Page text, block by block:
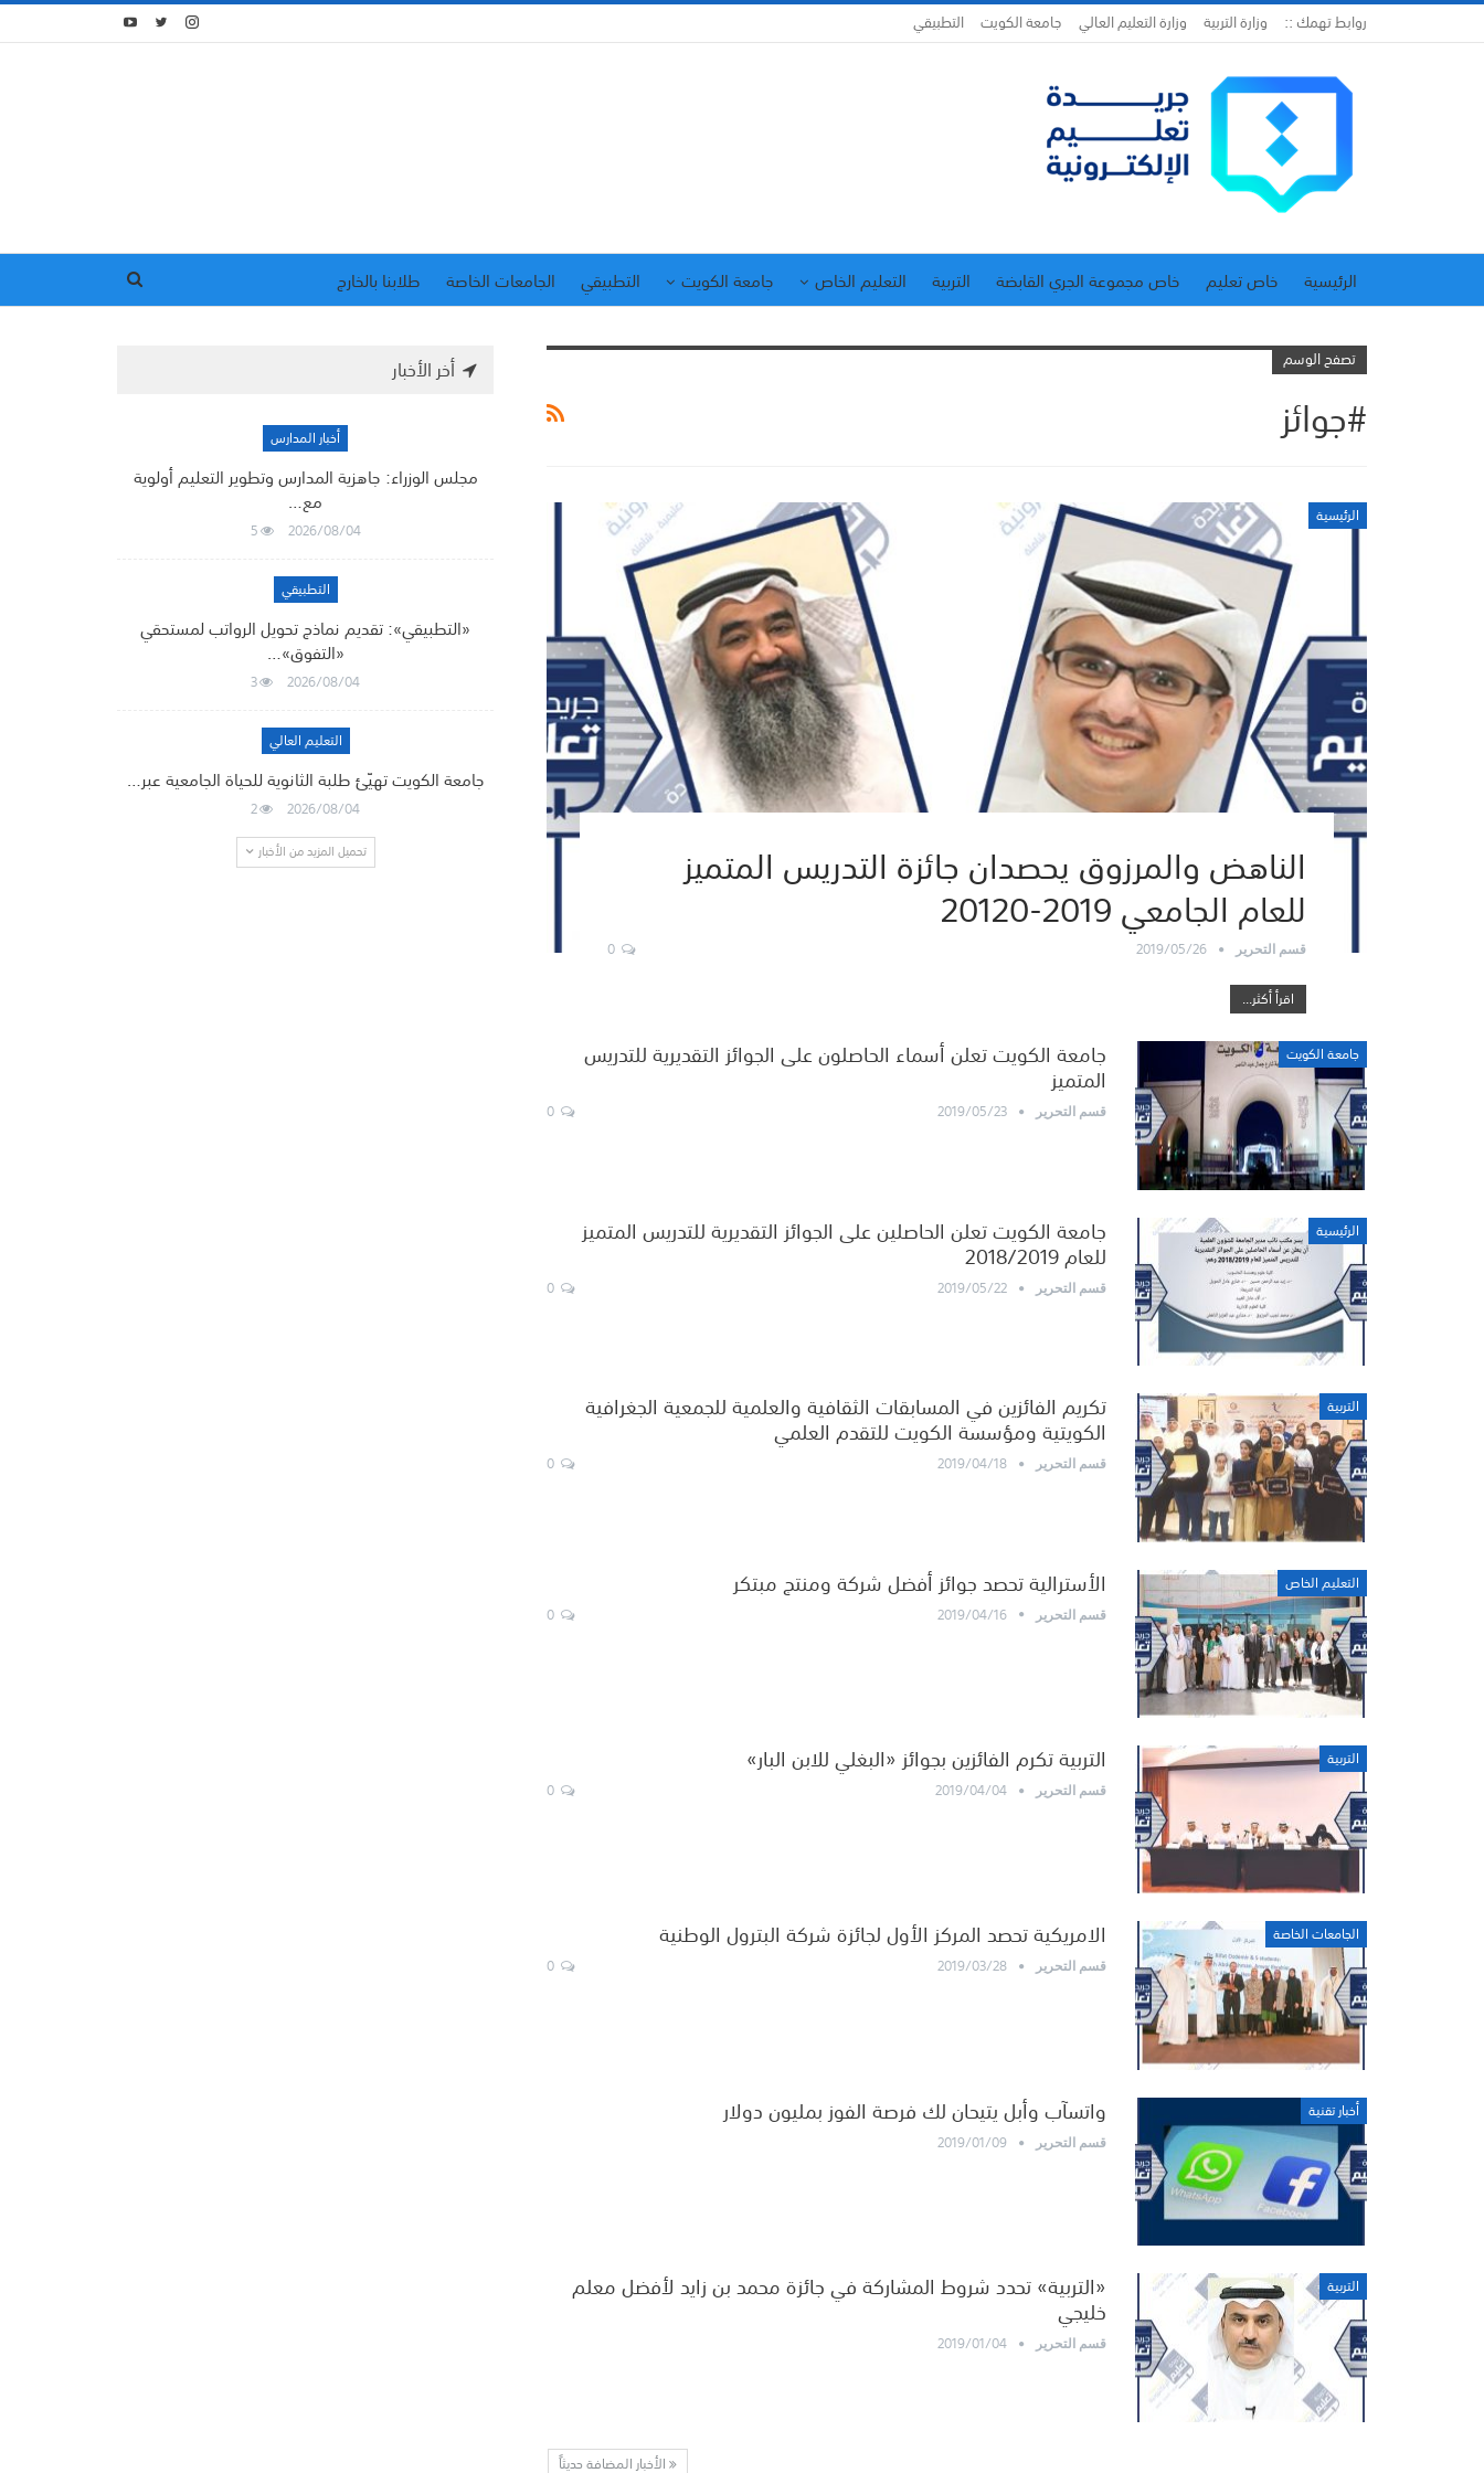
روابط تهمك :: وزارة التربية وزارة التعليم العالي جامعة الكويت التطبيقي
الرئيسية خاص تعليم خاص مجموعة الجري القابضة التربية التعليم الخاص جامعة الكويت التطبيقي الجامعات الخاصة
طلابنا بالخارج
تصفح الوسم
#جوائز
الرئيسية
الناهض والمرزوق يحصدان جائزة التدريس المتميز
للعام الجامعي 2019-20120
قسم التحرير 2019/05/26
اقرأ أكثر...
جامعة الكويت
جامعة الكويت تعلن أسماء الحاصلون على الجوائز التقديرية للتدريس
المتميز
قسم التحرير 2019/05/23
الرئيسية جامعة الكويت تعلن الحاصلين على الجوائز التقديرية للتدريس المتميز
للعام 2018/2019
قسم التحرير 2019/05/22
التربية تكريم الفائزين في المسابقات الثقافية والعلمية للجمعية الجغرافية
الكويتية ومؤسسة الكويت للتقدم العلمي
قسم التحرير 2019/04/18
التعليم الخاص الأسترالية تحصد جوائز أفضل شركة ومنتج مبتكر
قسم التحرير 2019/04/16
التربية التربية تكرم الفائزين بجوائز «البغلي للابن البار»
قسم التحرير 2019/04/04
الجامعات الخاصة الامريكية تحصد المركز الأول لجائزة شركة البترول الوطنية
قسم التحرير 2019/03/28
أخبار تقنية واتسآب وأبل يتيحان لك فرصة الفوز بمليون دولار
قسم التحرير 2019/01/09
التربية «التربية» تحدد شروط المشاركة في جائزة محمد بن زايد لأفضل معلم
خليجي
قسم التحرير 2019/01/04
الأخبار المضافة حديثاً
أخر الأخبار
أخبار المدارس
مجلس الوزراء: جاهزية المدارس وتطوير التعليم أولوية
مع…
2026/08/04
5
التطبيقي
«التطبيقي»: تقديم نماذج تحويل الرواتب لمستحقي
«التفوق»…
2026/08/04
3
التعليم العالي
جامعة الكويت تهيّئ طلبة الثانوية للحياة الجامعية عبر…
2026/08/04
2
تحميل المزيد من الأخبار